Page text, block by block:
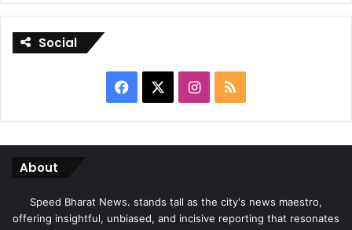
Social
Facebook Instagram
RSS
About
Speed Bharat News. stands tall as the city's news maestro,
offering insightful, unbiased, and incisive reporting that resonates